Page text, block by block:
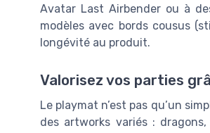
Avatar Last Airbender ou à
modèles avec bords cousus
longévité au produit.
Valorisez vos parties
Le playmat n’est pas qu’un
des artworks variés :